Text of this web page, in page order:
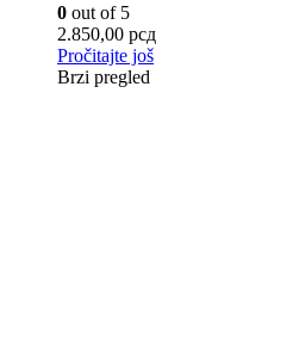
0 out of 5
2.850,00 рсд
Pročitajte još
Brzi pregled